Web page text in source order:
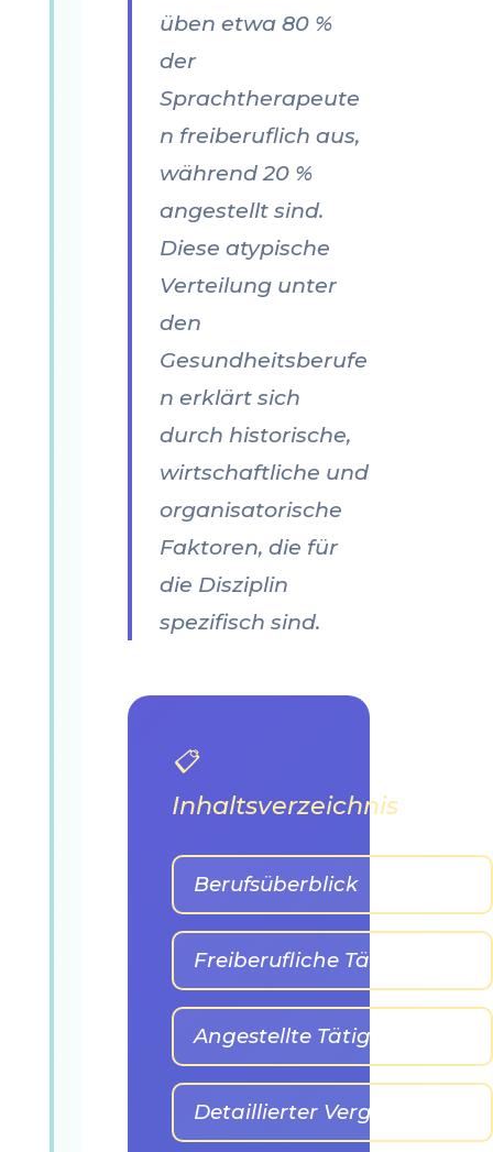
üben etwa 80 %
der
Sprachtherapeute
n freiberuflich aus,
während 20 %
angestellt sind.
Diese atypische
Verteilung unter
den
Gesundheitsberufe
n erklärt sich
durch historische,
wirtschaftliche und
organisatorische
Faktoren, die für
die Disziplin
spezifisch sind.
📋
Inhaltsverzeichnis
Berufsüberblick
Freiberufliche Tätigkeit
Angestellte Tätigkeit
Detaillierter Vergleich